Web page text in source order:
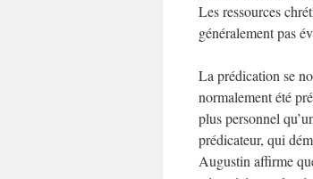
Les ressources
généralement pas
La prédication se
normalement été
plus personnel
prédicateur, qui
Augustin affirme